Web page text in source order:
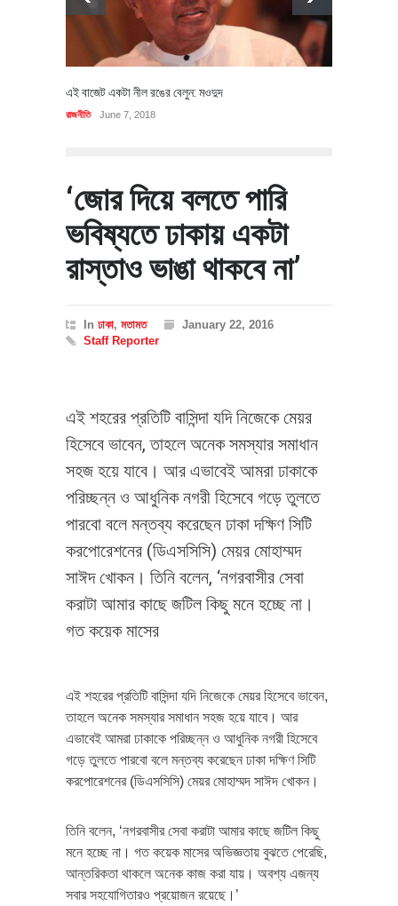
এই বাজেট একটা নীল রঙের বেলুন: মওদুদ
রাজনীতি June 7, 2018
‘জোর দিয়ে বলতে পারি
ভবিষ্যতে ঢাকায় একটা
রাস্তাও ভাঙা থাকবে না’
In ঢাকা, মতামত
January 22, 2016
Staff Reporter
এই শহরের প্রতিটি বাসিন্দা যদি নিজেকে মেয়র
হিসেবে ভাবেন, তাহলে অনেক সমস্যার সমাধান
সহজ হয়ে যাবে। আর এভাবেই আমরা ঢাকাকে
পরিচ্ছন্ন ও আধুনিক নগরী হিসেবে গড়ে তুলতে
পারবো বলে মন্তব্য করেছেন ঢাকা দক্ষিণ সিটি
করপোরেশনের (ডিএসসিসি) মেয়র মোহাম্মদ
সাঈদ খোকন। তিনি বলেন, ‘নগরবাসীর সেবা
করাটা আমার কাছে জটিল কিছু মনে হচ্ছে না।
গত কয়েক মাসের
এই শহরের প্রতিটি বাসিন্দা যদি নিজেকে মেয়র হিসেবে ভাবেন,
তাহলে অনেক সমস্যার সমাধান সহজ হয়ে যাবে। আর
এভাবেই আমরা ঢাকাকে পরিচ্ছন্ন ও আধুনিক নগরী হিসেবে
গড়ে তুলতে পারবো বলে মন্তব্য করেছেন ঢাকা দক্ষিণ সিটি
করপোরেশনের (ডিএসসিসি) মেয়র মোহাম্মদ সাঈদ খোকন।
তিনি বলেন, ‘নগরবাসীর সেবা করাটা আমার কাছে জটিল কিছু
মনে হচ্ছে না। গত কয়েক মাসের অভিজ্ঞতায় বুঝতে পেরেছি,
আন্তরিকতা থাকলে অনেক কাজ করা যায়। অবশ্য এজন্য
সবার সহযোগিতারও প্রয়োজন রয়েছে।’